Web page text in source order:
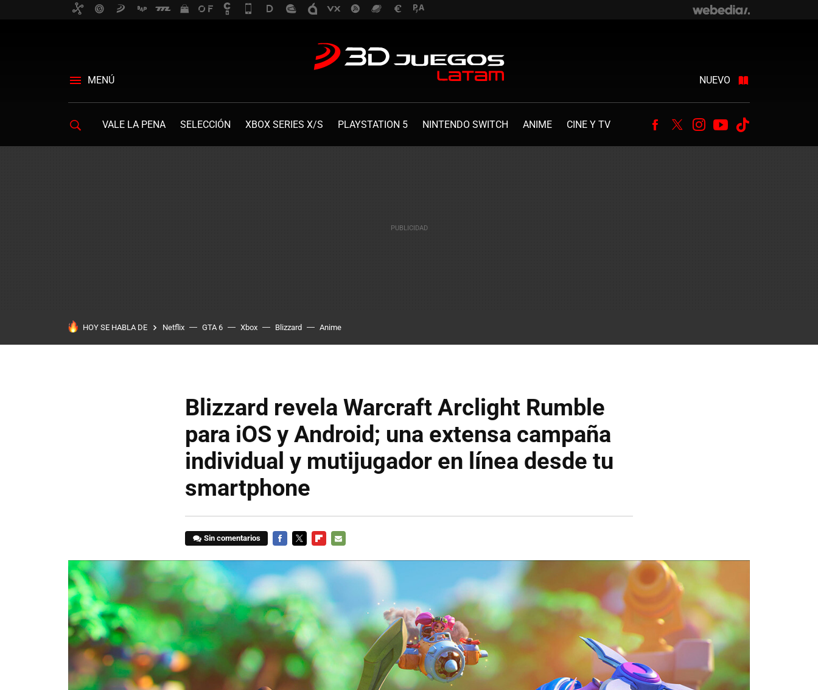
MENÚ NUEVO
VALE LA PENA SELECCIÓN XBOX SERIES X/S PLAYSTATION 5 NINTENDO SWITCH ANIME CINE Y TV Facebook
TwitterInstagram
Youtube
HOY SE HABLA DE Netflix GTA 6 Xbox Blizzard Anime
Blizzard revela Warcraft Arclight Rumble
para iOS y Android; una extensa campaña
individual y mutijugador en línea desde tu
smartphone
Sin comentarios